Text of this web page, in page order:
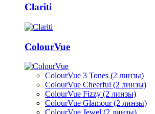
Clariti
ColourVue
ColourVue 3 Tones (2 линзы)
ColourVue Cheerful (2 линзы)
ColourVue Fizzy (2 линзы)
ColourVue Glamour (2 линзы)